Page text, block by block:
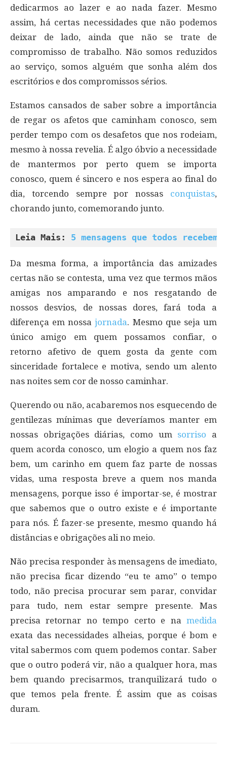
dedicarmos ao lazer e ao nada fazer. Mesmo
assim, há certas necessidades que não podemos
deixar de lado, ainda que não se trate de
compromisso de trabalho. Não somos reduzidos
ao serviço, somos alguém que sonha além dos
escritórios e dos compromissos sérios.
Estamos cansados de saber sobre a importância
de regar os afetos que caminham conosco, sem
perder tempo com os desafetos que nos rodeiam,
mesmo à nossa revelia. É algo óbvio a necessidade
de mantermos por perto quem se importa
conosco, quem é sincero e nos espera ao final do
dia, torcendo sempre por nossas conquistas,
chorando junto, comemorando junto.
Leia Mais: 5 mensagens que todos
Da mesma forma, a importância das amizades
certas não se contesta, uma vez que termos mãos
amigas nos amparando e nos resgatando de
nossos desvios, de nossas dores, fará toda a
diferença em nossajornada. Mesmo que seja um
único amigo em quem possamos confiar, o
retorno afetivo de quem gosta da gente com
sinceridade fortalece e motiva, sendo um alento
nas noites sem cor de nosso caminhar.
Querendo ou não, acabaremos nos esquecendo de
gentilezas mínimas que deveríamos manter em
nossas obrigações diárias, como um sorriso a
quem acorda conosco, um elogio a quem nos faz
bem, um carinho em quem faz parte de nossas
vidas, uma resposta breve a quem nos manda
mensagens, porque isso é importar-se, é mostrar
que sabemos que o outro existe e é importante
para nós. É fazer-se presente, mesmo quando há
distâncias e obrigações ali no meio.
Não precisa responder às mensagens de imediato,
não precisa ficar dizendo “eu te amo” o tempo
todo, não precisa procurar sem parar, convidar
para tudo, nem estar sempre presente. Mas
precisa retornar no tempo certo e na medida
exata das necessidades alheias, porque é bom e
vital sabermos com quem podemos contar. Saber
que o outro poderá vir, não a qualquer hora, mas
bem quando precisarmos, tranquilizará tudo o
que temos pela frente. É assim que as coisas
duram.